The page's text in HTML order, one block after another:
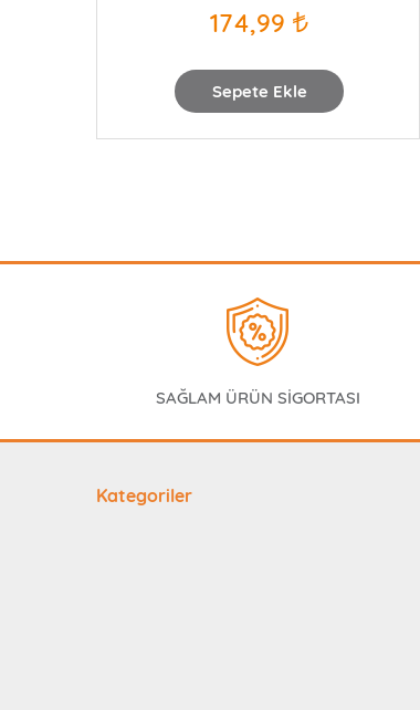
Sepete Ekle
174,99
SAĞLAM ÜRÜN SİGORTASI
Kategoriler